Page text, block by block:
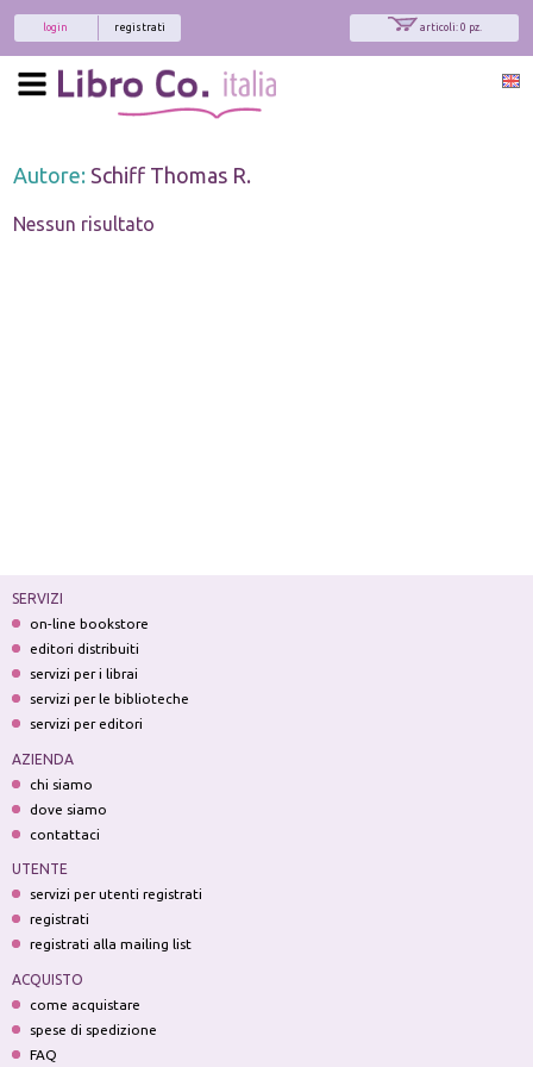
articoli: 0 pz.
registrati
login
Autore: Schiff Thomas R.
Nessun risultato
SERVIZI
on-line bookstore
editori distribuiti
servizi per i librai
servizi per le biblioteche
servizi per editori
AZIENDA
chi siamo
dove siamo
contattaci
UTENTE
servizi per utenti registrati
registrati
registrati alla mailing list
ACQUISTO
come acquistare
spese di spedizione
FAQ